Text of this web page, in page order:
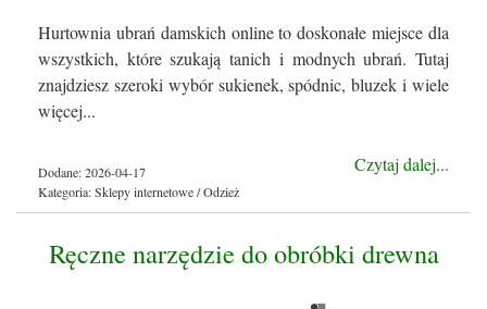
Hurtownia ubrań damskich online to doskonałe miejsce dla
wszystkich, które szukają tanich i modnych ubrań. Tutaj
znajdziesz szeroki wybór sukienek, spódnic, bluzek i wiele
więcej...
Czytaj dalej...
Dodane: 2026-04-17
Kategoria: Sklepy internetowe / Odzież
Ręczne narzędzie do obróbki drewna